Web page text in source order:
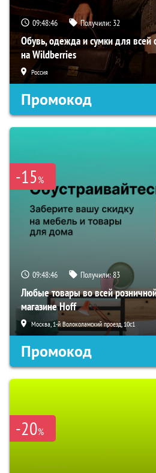
09:48:45 Получили: 32
Обувь, одежда и сумки для всей
на Wildberries
Россия
Промокод
-15%
09:48:45 Получили:83
Любые товары во всей
магазине Hoff
Москва, 1-й Волоколамский проезд, 10с1
Промокод
-20%